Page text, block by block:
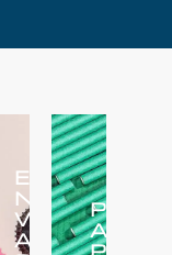
E
N
V
A
P
A